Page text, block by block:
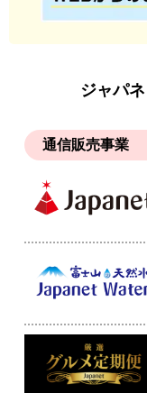
ジャパ
通信販売事業